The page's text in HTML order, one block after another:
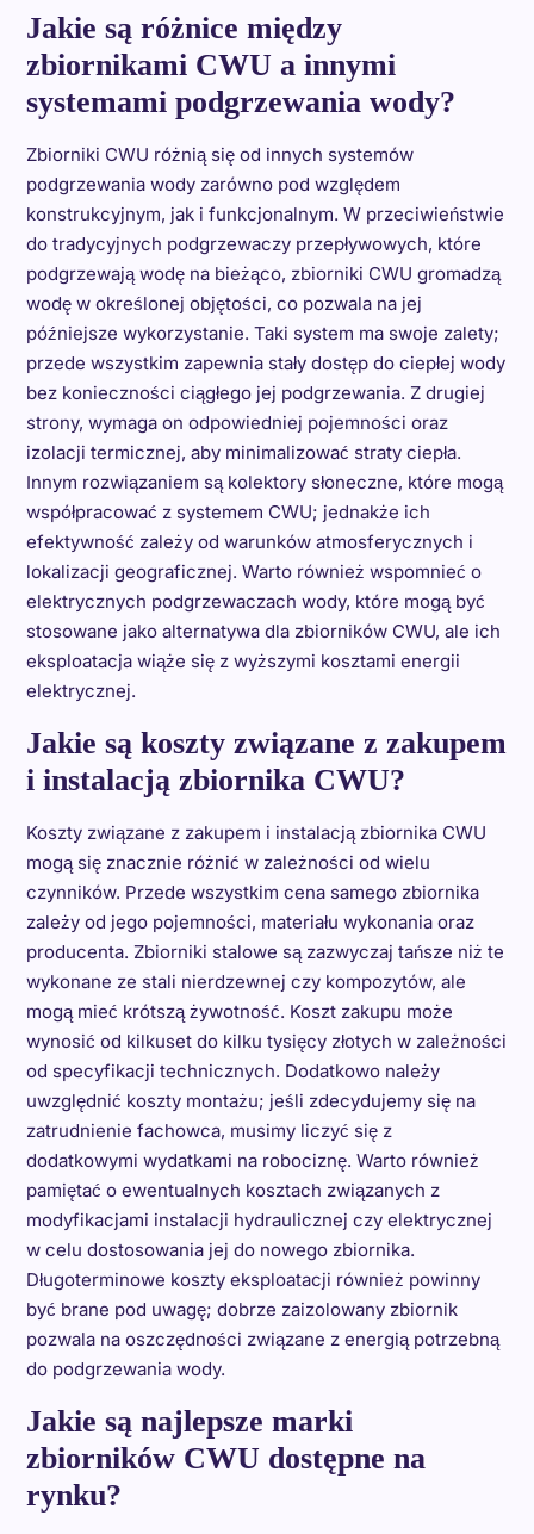
Jakie są różnice między
zbiornikami CWU a innymi
systemami podgrzewania wody?
Zbiorniki CWU różnią się od innych systemów
podgrzewania wody zarówno pod względem
konstrukcyjnym, jak i funkcjonalnym. W przeciwieństwie
do tradycyjnych podgrzewaczy przepływowych, które
podgrzewają wodę na bieżąco, zbiorniki CWU gromadzą
wodę w określonej objętości, co pozwala na jej
późniejsze wykorzystanie. Taki system ma swoje zalety;
przede wszystkim zapewnia stały dostęp do ciepłej wody
bez konieczności ciągłego jej podgrzewania. Z drugiej
strony, wymaga on odpowiedniej pojemności oraz
izolacji termicznej, aby minimalizować straty ciepła.
Innym rozwiązaniem są kolektory słoneczne, które mogą
współpracować z systemem CWU; jednakże ich
efektywność zależy od warunków atmosferycznych i
lokalizacji geograficznej. Warto również wspomnieć o
elektrycznych podgrzewaczach wody, które mogą być
stosowane jako alternatywa dla zbiorników CWU, ale ich
eksploatacja wiąże się z wyższymi kosztami energii
elektrycznej.
Jakie są koszty związane z zakupem
i instalacją zbiornika CWU?
Koszty związane z zakupem i instalacją zbiornika CWU
mogą się znacznie różnić w zależności od wielu
czynników. Przede wszystkim cena samego zbiornika
zależy od jego pojemności, materiału wykonania oraz
producenta. Zbiorniki stalowe są zazwyczaj tańsze niż te
wykonane ze stali nierdzewnej czy kompozytów, ale
mogą mieć krótszą żywotność. Koszt zakupu może
wynosić od kilkuset do kilku tysięcy złotych w zależności
od specyfikacji technicznych. Dodatkowo należy
uwzględnić koszty montażu; jeśli zdecydujemy się na
zatrudnienie fachowca, musimy liczyć się z
dodatkowymi wydatkami na robociznę. Warto również
pamiętać o ewentualnych kosztach związanych z
modyfikacjami instalacji hydraulicznej czy elektrycznej
w celu dostosowania jej do nowego zbiornika.
Długoterminowe koszty eksploatacji również powinny
być brane pod uwagę; dobrze zaizolowany zbiornik
pozwala na oszczędności związane z energią potrzebną
do podgrzewania wody.
Jakie są najlepsze marki
zbiorników CWU dostępne na
rynku?